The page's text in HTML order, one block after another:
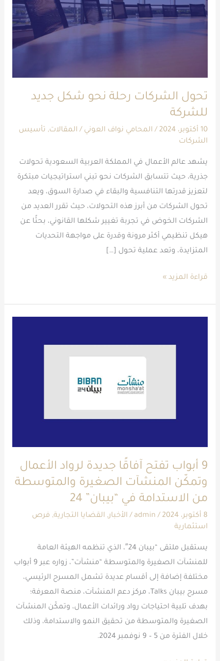
تحول الشركات رحلة نحو شكل جديد
للشركة
10 أكتوبر، 2024 / المحامي نواف العوني/ المقالات, تأسيس
الشركات
يشهد عالم الأعمال في المملكة العربية السعودية تحولات
جذرية، حيث تتسابق الشركات نحو تبني استراتيجيات مبتكرة
لتعزيز قدرتها التنافسية والبقاء في صدارة السوق، ويعد
تحول الشركات من أبرز هذه التحولات، حيث تقرر العديد من
الشركات الخوض في تجربة تغيير شكلها القانوني، بحثًا عن
هيكل تنظيمي أكثر مرونة وقدرة على مواجهة التحديات
المتزايدة، وتعد عملية تحول […]
شكل
قراءة المزيد »
9 أبواب تفتح آفاقًا جديدة لرواد الأعمال
وتمكّن المنشآت الصغيرة والمتوسطة
من الاستدامة في “بيبان” 24
8 أكتوبر، 2024 /
admin
/ الأخبار, القضايا التجارية, فرص
استثمارية
يستقبل ملتقى “بيبان 24″، الذي تنظمه الهيئة العامة
للمنشآت الصغيرة والمتوسطة “منشآت”، زواره عبر 9 أبواب
مختلفة إضافة إلى أقسام عديدة تشمل المسرح الرئيسي،
مسرح بيبان Talks، مركز دعم المنشآت، منصة المعرفة؛
بهدف تلبية احتياجات رواد ورائدات الأعمال، وتمكّن المنشآت
الصغيرة والمتوسطة من تحقيق النمو والاستدامة، وذلك
خلال الفترة من 5 – 9 نوفمبر 2024.
والمتوسطة
من
الاستدامة
في
“بيبان”
24